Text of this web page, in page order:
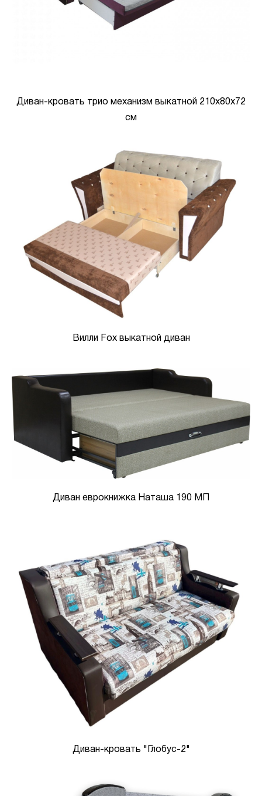
Диван-кровать трио механизм выкатной 210х80х72
см
Вилли Fox выкатной диван
Диван еврокнижка Наташа 190 МП
Диван-кровать "Глобус-2"